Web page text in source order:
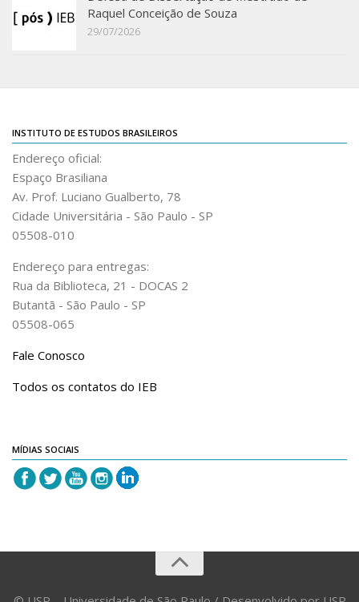
Raquel Conceição de Souza
29/07/2026
INSTITUTO DE ESTUDOS BRASILEIROS
Endereço oficial:
Espaço Brasiliana
Av. Prof. Luciano Gualberto, 78
Cidade Universitária - São Paulo - SP
05508-010
Endereço para entregas:
Rua da Biblioteca, 21 - DOCAS 2
Butantã - São Paulo - SP
05508-065
Fale Conosco
Todos os contatos do IEB
MÍDIAS SOCIAIS